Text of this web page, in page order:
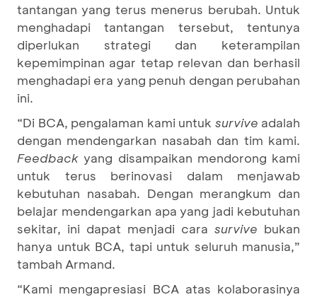
tantangan yang terus menerus berubah. Untuk
menghadapi tantangan tersebut, tentunya
diperlukan strategi dan keterampilan
kepemimpinan agar tetap relevan dan berhasil
menghadapi era yang penuh dengan perubahan
ini.
“Di BCA, pengalaman kami untuk survive adalah
dengan mendengarkan nasabah dan tim kami.
Feedback yang disampaikan mendorong kami
untuk terus berinovasi dalam menjawab
kebutuhan nasabah. Dengan merangkum dan
belajar mendengarkan apa yang jadi kebutuhan
sekitar, ini dapat menjadi cara survive bukan
hanya untuk BCA, tapi untuk seluruh manusia,”
tambah Armand.
“Kami mengapresiasi BCA atas kolaborasinya